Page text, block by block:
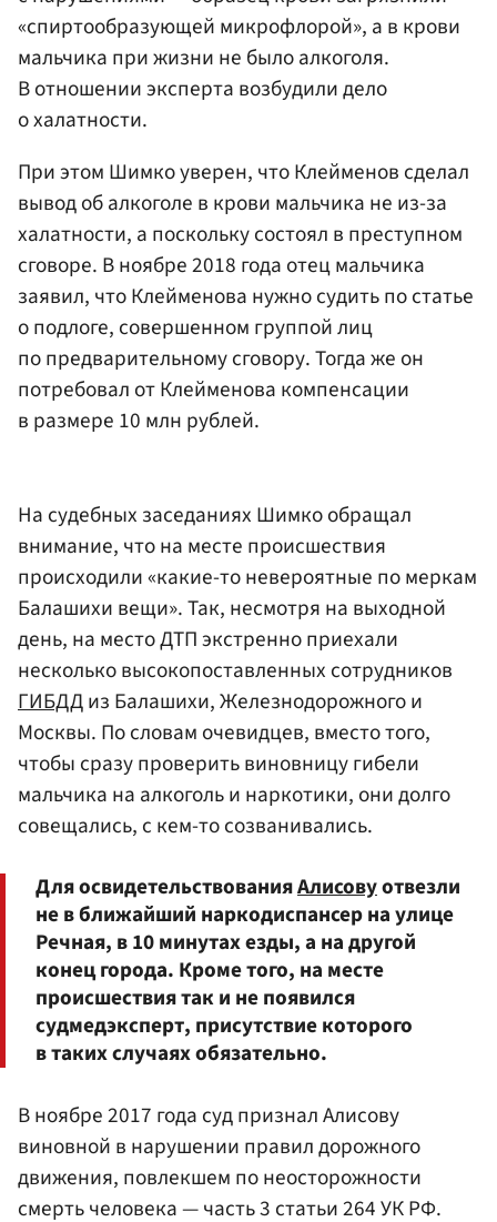
«спиртообразующей микрофлорой», а в крови
мальчика при жизни не было алкоголя.
В отношении эксперта возбудили дело
о халатности.
При этом Шимко уверен, что Клейменов сделал
вывод об алкоголе в крови мальчика не из-за
халатности, а поскольку состоял в преступном
сговоре. В ноябре 2018 года отец мальчика
заявил, что Клейменова нужно судить по статье
о подлоге, совершенном группой лиц
по предварительному сговору. Тогда же он
потребовал от Клейменова компенсации
в размере 10 млн рублей.
На судебных заседаниях Шимко обращал
внимание, что на месте происшествия
происходили «какие-то невероятные по меркам
Балашихи вещи». Так, несмотря на выходной
день, на место ДТП экстренно приехали
несколько высокопоставленных сотрудников
ГИБДДиз Балашихи, Железнодорожного и
Москвы. По словам очевидцев, вместо того,
чтобы сразу проверить виновницу гибели
мальчика на алкоголь и наркотики, они долго
совещались, с кем-то созванивались.
Для освидетельствованияАлисовуотвезли
не в ближайший наркодиспансер на улице
Речная, в 10 минутах езды, а на другой
конец города. Кроме того, на месте
происшествия так и не появился
судмедэксперт, присутствие которого
в таких случаях обязательно.
В ноябре 2017 года суд признал Алисову
виновной в нарушении правил дорожного
движения, повлекшем по неосторожности
смерть человека — часть 3 статьи 264 УК РФ.